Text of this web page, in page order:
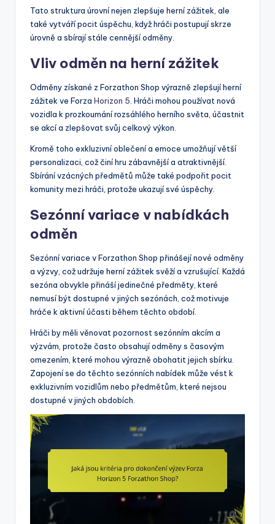
Tato struktura úrovní nejen zlepšuje herní zážitek, ale
také vytváří pocit úspěchu, když hráči postupují skrze
úrovně a sbírají stále cennější odměny.
Vliv odměn na herní zážitek
Odměny získané z Forzathon Shop výrazně zlepšují herní
zážitek ve Forza Horizon 5. Hráči mohou používat nová
vozidla k prozkoumání rozsáhlého herního světa, účastnit
se akcí a zlepšovat svůj celkový výkon.
Kromě toho exkluzivní oblečení a emoce umožňují větší
personalizaci, což činí hru zábavnější a atraktivnější.
Sbírání vzácných předmětů může také podpořit pocit
komunity mezi hráči, protože ukazují své úspěchy.
Sezónní variace v nabídkách
odměn
Sezónní variace v Forzathon Shop přinášejí nové odměny
a výzvy, což udržuje herní zážitek svěží a vzrušující. Každá
sezóna obvykle přináší jedinečné předměty, které
nemusí být dostupné v jiných sezónách, což motivuje
hráče k aktivní účasti během těchto období.
Hráči by měli věnovat pozornost sezónním akcím a
výzvám, protože často obsahují odměny s časovým
omezením, které mohou výrazně obohatit jejich sbírku.
Zapojení se do těchto sezónních nabídek může vést k
exkluzivním vozidlům nebo předmětům, které nejsou
dostupné v jiných obdobích.